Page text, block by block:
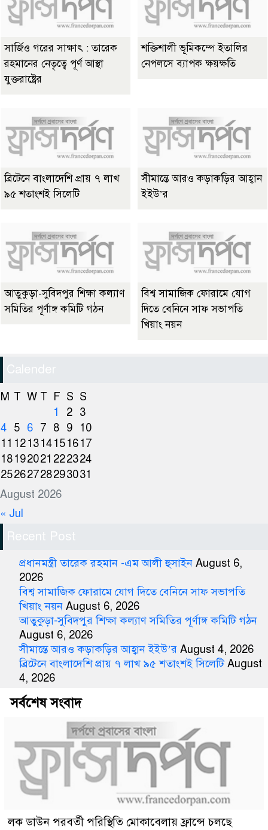
সার্জিও গরের সাক্ষাৎ : তারেক
রহমানের নেতৃত্বে পূর্ণ আস্থা
যুক্তরাষ্ট্রের
শক্তিশালী ভূমিকম্পে ইতালির
নেপলসে ব্যাপক ক্ষয়ক্ষতি
ব্রিটেনে বাংলাদেশি প্রায় ৭ লাখ
৯৫ শতাংশই সিলেটি
সীমান্তে আরও কড়াকড়ির আহ্বান
ইইউ’র
আতুকুড়া-সুবিদপুর শিক্ষা কল্যাণ
সমিতির পূর্ণাঙ্গ কমিটি গঠন
বিশ্ব সামাজিক ফোরামে যোগ
দিতে বেনিনে সাফ সভাপতি
খিয়াং নয়ন
Calender
August 2026
M T W T F S S
1
2 3
4 5 6 7 8 9
10
11 121314151617
18192021 222324
25262728293031
« Jul
Recent Post
প্রধানমন্ত্রী তারেক রহমান -এম আলী হুসাইন August 6,
2026
বিশ্ব সামাজিক ফোরামে যোগ দিতে বেনিনে সাফ সভাপতি
খিয়াং নয়ন August 6, 2026
আতুকুড়া-সুবিদপুর শিক্ষা কল্যাণ সমিতির পূর্ণাঙ্গ কমিটি গঠন
August 6, 2026
সীমান্তে আরও কড়াকড়ির আহ্বান ইইউ’র August 4, 2026
ব্রিটেনে বাংলাদেশি প্রায় ৭ লাখ ৯৫ শতাংশই সিলেটি August
4, 2026
সর্বশেষ সংবাদ
লক ডাউন পরবর্তী পরিস্থিতি মোকাবেলায় ফ্রান্সে চলছে